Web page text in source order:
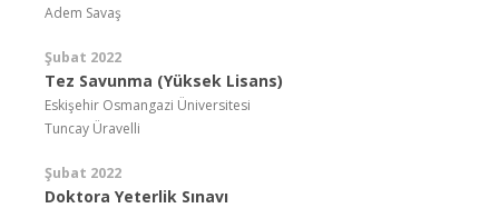
Adem Savaş
Şubat 2022
Tez Savunma (Yüksek Lisans)
Eskişehir Osmangazi Üniversitesi
Tuncay Üravelli
Şubat 2022
Doktora Yeterlik Sınavı